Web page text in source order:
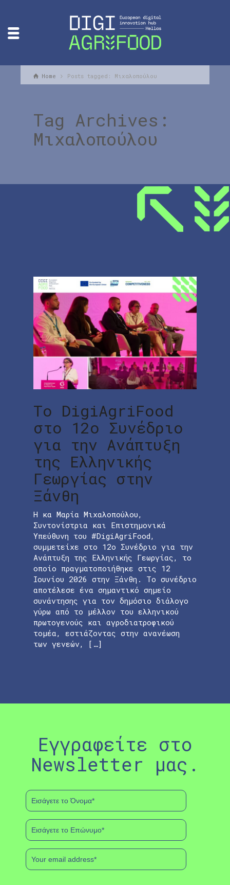
Home Posts tagged: Μιχαλοπούλου
Tag Archives:
Μιχαλοπούλου
Το DigiAgriFood
στο 12ο Συνέδριο
για την Ανάπτυξη
της Ελληνικής
Γεωργίας στην
Ξάνθη
Η κα Μαρία Μιχαλοπούλου,
Συντονίστρια και Επιστημονικά
Υπεύθυνη του #DigiAgriFood,
συμμετείχε στο 12ο Συνέδριο για την
Ανάπτυξη της Ελληνικής Γεωργίας, το
οποίο πραγματοποιήθηκε στις 12
Ιουνίου 2026 στην Ξάνθη. Το συνέδριο
αποτέλεσε ένα σημαντικό σημείο
συνάντησης για τον δημόσιο διάλογο
γύρω από το μέλλον του ελληνικού
πρωτογενούς και αγροδιατροφικού
τομέα, εστιάζοντας στην ανανέωση
των γενεών, […]
Εγγραφείτε στο
Newsletter μας.